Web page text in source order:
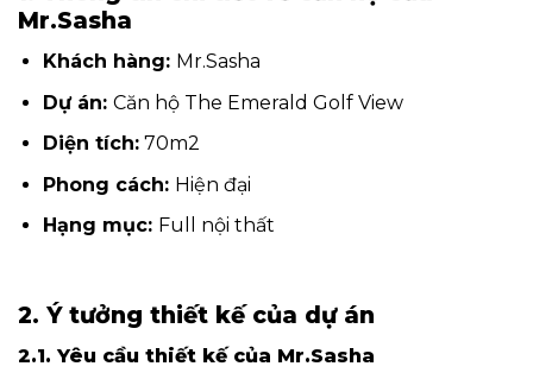
Mr.Sasha
Khách hàng: Mr.Sasha
Dự án: Căn hộ The Emerald Golf View
Diện tích:70m2
Phong cách: Hiện đại
Hạng mục: Full nội thất
2. Ý tưởng thiết kế của dự án
2.1. Yêu cầu thiết kế của Mr.Sasha